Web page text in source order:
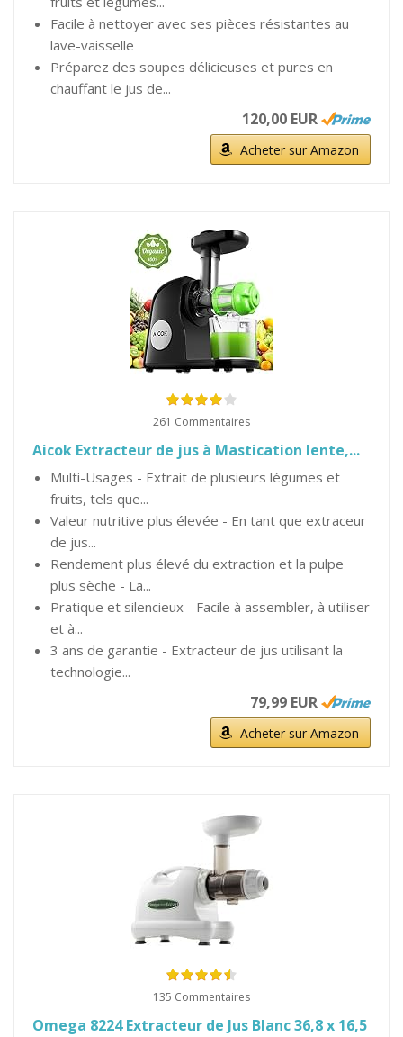
Facile à nettoyer avec ses pièces résistantes au
lave-vaisselle
Préparez des soupes délicieuses et pures en
chauffant le jus de...
120,00 EUR
Acheter sur Amazon
261 Commentaires
Aicok Extracteur de jus à Mastication lente,...
Multi-Usages - Extrait de plusieurs légumes et
fruits, tels que...
Valeur nutritive plus élevée - En tant que extraceur
de jus...
Rendement plus élevé du extraction et la pulpe
plus sèche - La...
Pratique et silencieux - Facile à assembler, à utiliser
et à...
3 ans de garantie - Extracteur de jus utilisant la
technologie...
79,99 EUR
Acheter sur Amazon
135 Commentaires
Omega 8224 Extracteur de Jus Blanc 36,8 x 16,5